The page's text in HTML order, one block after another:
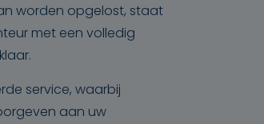
worden opgelost, staat
met een volledig
service, waarbij
aan uw